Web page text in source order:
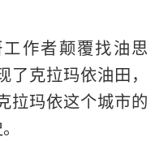
作者颠覆找油思
克拉玛依油田，
玛依这个城市的